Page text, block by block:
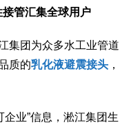
管汇集全球用户
集团为众多水工业管道
质的乳化液避震接头 ，
业”信息，淞江集团生